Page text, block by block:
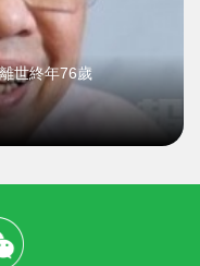
世終年76歲